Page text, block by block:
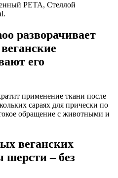
PETA, Стеллой
разворачивает
его
применение ткани после
сараях для прически по
обращение с животными и
веганских
шерсти – без